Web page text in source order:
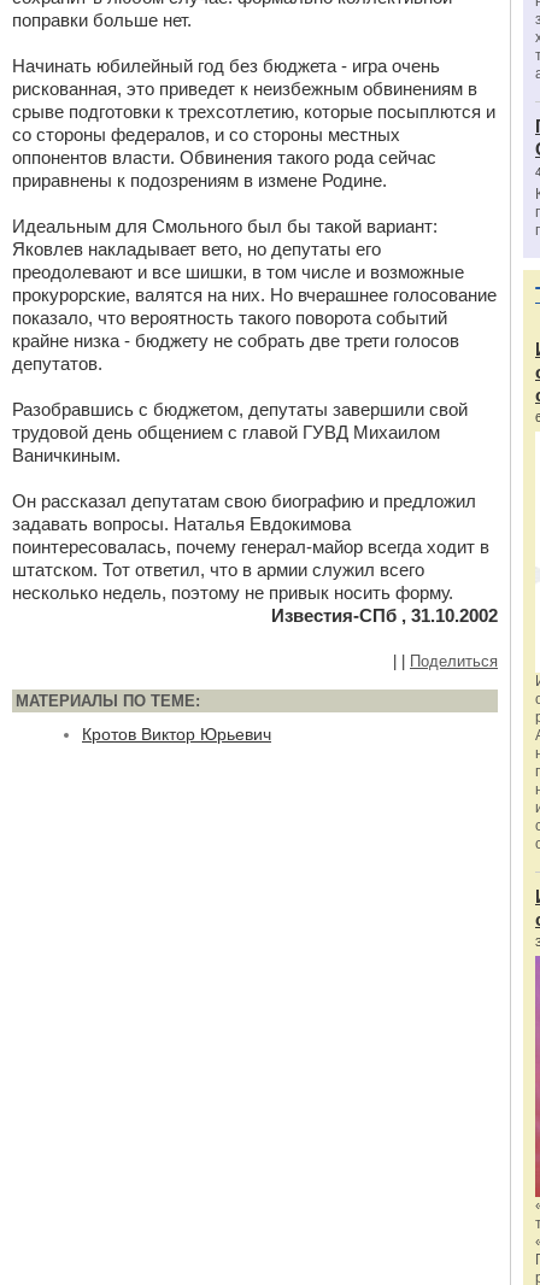
поправки больше нет.
Начинать юбилейный год без бюджета - игра очень
рискованная, это приведет к неизбежным обвинениям в
срыве подготовки к трехсотлетию, которые посыплются и
со стороны федералов, и со стороны местных
оппонентов власти. Обвинения такого рода сейчас
приравнены к подозрениям в измене Родине.
Идеальным для Смольного был бы такой вариант:
Яковлев накладывает вето, но депутаты его
преодолевают и все шишки, в том числе и возможные
прокурорские, валятся на них. Но вчерашнее голосование
показало, что вероятность такого поворота событий
крайне низка - бюджету не собрать две трети голосов
депутатов.
Разобравшись с бюджетом, депутаты завершили свой
трудовой день общением с главой ГУВД Михаилом
Ваничкиным.
Он рассказал депутатам свою биографию и предложил
задавать вопросы. Наталья Евдокимова
поинтересовалась, почему генерал-майор всегда ходит в
штатском. Тот ответил, что в армии служил всего
несколько недель, поэтому не привык носить форму.
Известия-СПб , 31.10.2002
Поделиться
МАТЕРИАЛЫ ПО ТЕМЕ:
Кротов Виктор Юрьевич